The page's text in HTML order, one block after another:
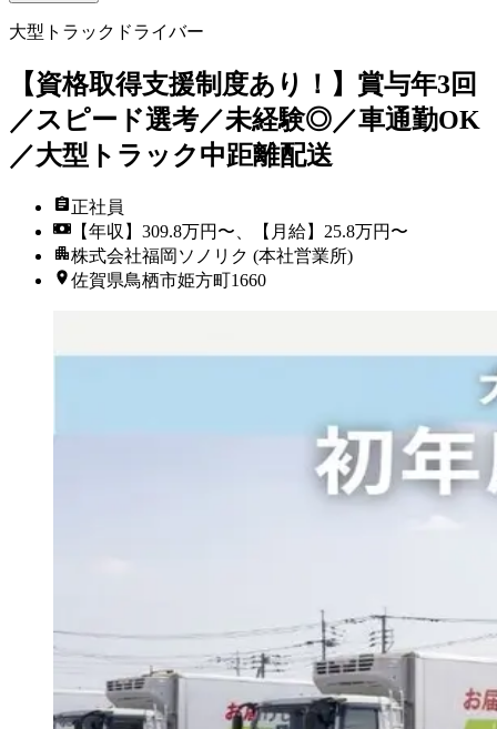
大型トラックドライバー
【資格取得支援制度あり！】賞与年3回
／スピード選考／未経験◎／車通勤OK
／大型トラック中距離配送
正社員
【年収】309.8万円〜、【月給】25.8万円〜
株式会社福岡ソノリク (本社営業所)
佐賀県鳥栖市姫方町1660